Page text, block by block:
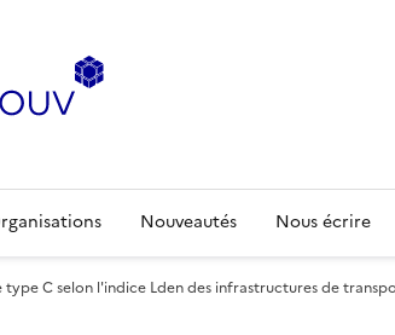
Nouveautés Nous écrire
C selon l'indice Lden des infrastructures de